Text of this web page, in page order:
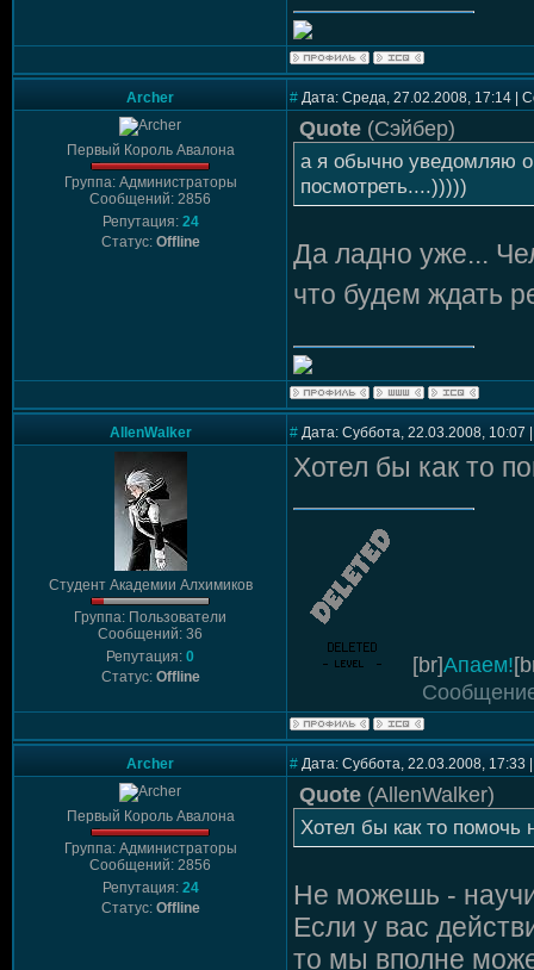
Archer # Дата: Среда, 27.02.2008, 17:14 |
Первый Король Авалона
Группа: Администраторы
Сообщений: 2856
Репутация: 24
Статус: Offline
Quote (Сэйбер)
а я обычно уведомляю
посмотреть....)))))
Да ладно уже...
что будем ждать
AllenWalker # Дата: Суббота, 22.03.2008,
Студент Академии Алхимиков
Группа: Пользователи
Сообщений: 36
Репутация: 0
Статус: Offline
Хотел бы как то
[br]Апаем!
Archer # Дата: Суббота, 22.03.2008,
Первый Король Авалона
Группа: Администраторы
Сообщений: 2856
Репутация: 24
Статус: Offline
Quote (AllenWalker)
Хотел бы как то помочь
Не можешь -
Если у вас
то мы вполне